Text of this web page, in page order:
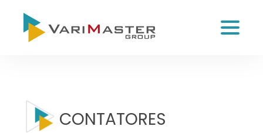
CONTATORES